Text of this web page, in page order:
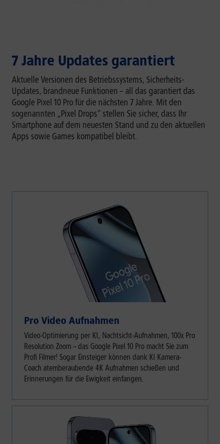
7 Jahre Updates garantiert
Aktuelle Versionen des Betriebssystems, Sicherheits-
Updates, brandneue Funktionen – all das garantiert das
Google Pixel 10 Pro für die nächsten 7 Jahre. Mit den
sogenannten „Pixel Drops“ stellen Sie sicher, dass Ihr
Smartphone auf dem neuesten Stand und zu den aktuellen
Apps sowie Games kompatibel bleibt.
Pro Video Aufnahmen
Video-Optimierung per KI, Nachtsicht-Aufnahmen, 100x Pro
Resolution Zoom – das Google Pixel 10 Pro macht Sie zum
Profi Filmer! Sogar Einsteiger können dank KI Kamera-
Coach atemberaubende 4K Aufnahmen schießen und
Erinnerungen für die Ewigkeit einfangen.